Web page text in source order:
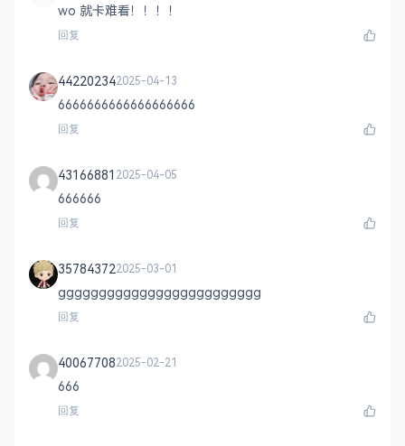
wo 就卡难看！！！！
回复
442202342025-04-13
6666666666666666666
回复
43166881 2025-04-05
666666
回复
357843722025-03-01
ggggggggggggggggggggggggg
回复
400677082025-02-21
666
回复